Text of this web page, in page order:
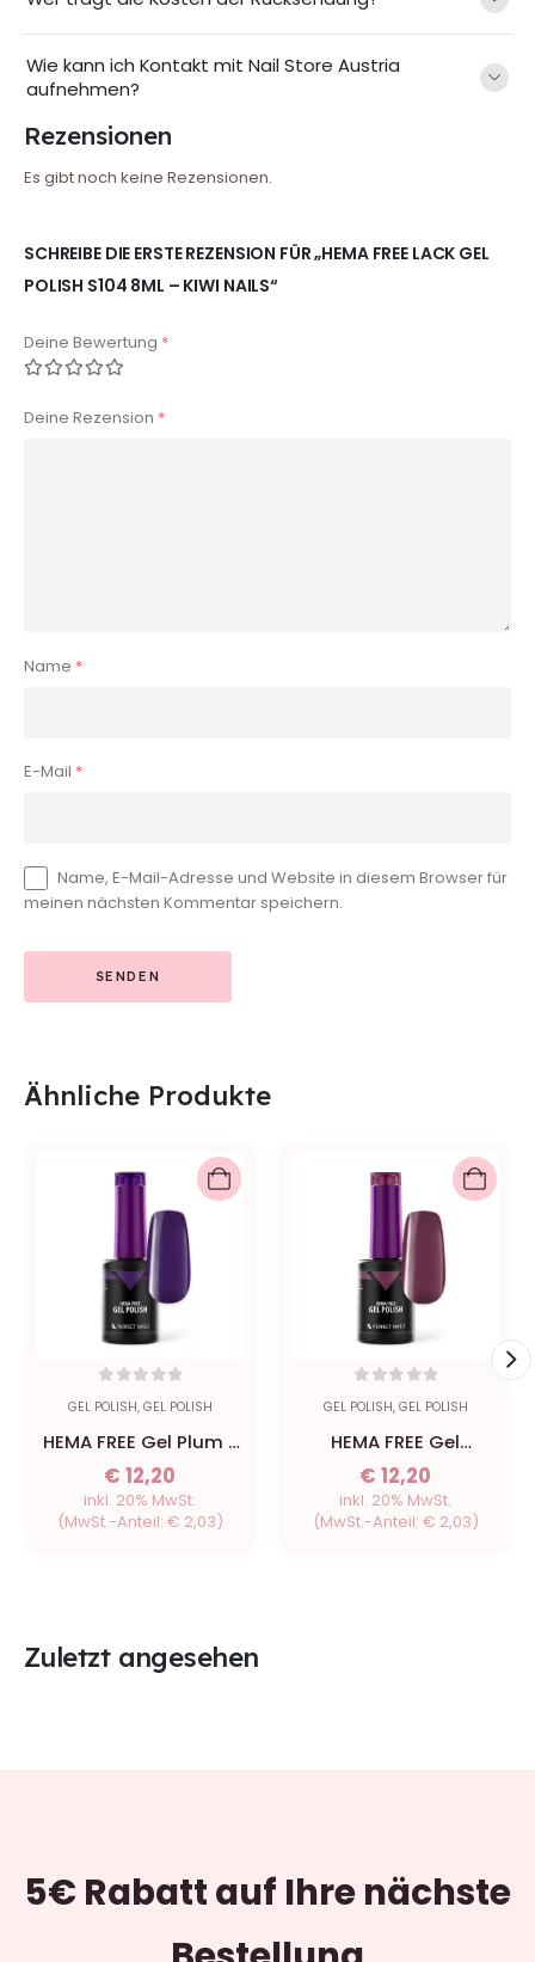
Wie kann ich Kontakt mit Nail Store Austria
aufnehmen?
Rezensionen
Es gibt noch keine Rezensionen.
SCHREIBE DIE ERSTE REZENSION FÜR „HEMA FREE LACK GEL
POLISH S104 8ML – KIWI NAILS“
Deine Bewertung *
Deine Rezension *
Name *
E-Mail *
Name, E-Mail-Adresse und Website in diesem Browser für
meinen nächsten Kommentar speichern.
Ähnliche Produkte
GEL POLISH, GEL POLISH
HEMA FREE Gel Plum -
8ml
€ 12,20
inkl. 20% MwSt.
(MwSt.-Anteil: € 2,03)
GEL POLISH, GEL POLISH
HEMA FREE Gel
Beetroot - 8ml
€ 12,20
inkl. 20% MwSt.
(MwSt.-Anteil: € 2,03)
Zuletzt angesehen
5€ Rabattauf Ihre nächste